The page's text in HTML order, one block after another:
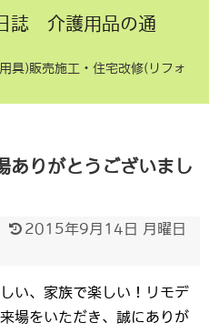
誌 介護用品の通
具)販売施工・住宅改修(リフォ
ありがとうございまし
2015年9月14日 月曜日
い、家族で楽しい！リモデ
場をいただき、誠にありが